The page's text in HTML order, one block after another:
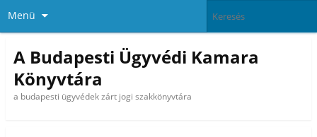
Menü
A Budapesti Ügyvédi Kamara
Könyvtára
a budapesti ügyvédek zárt jogi szakkönyvtára